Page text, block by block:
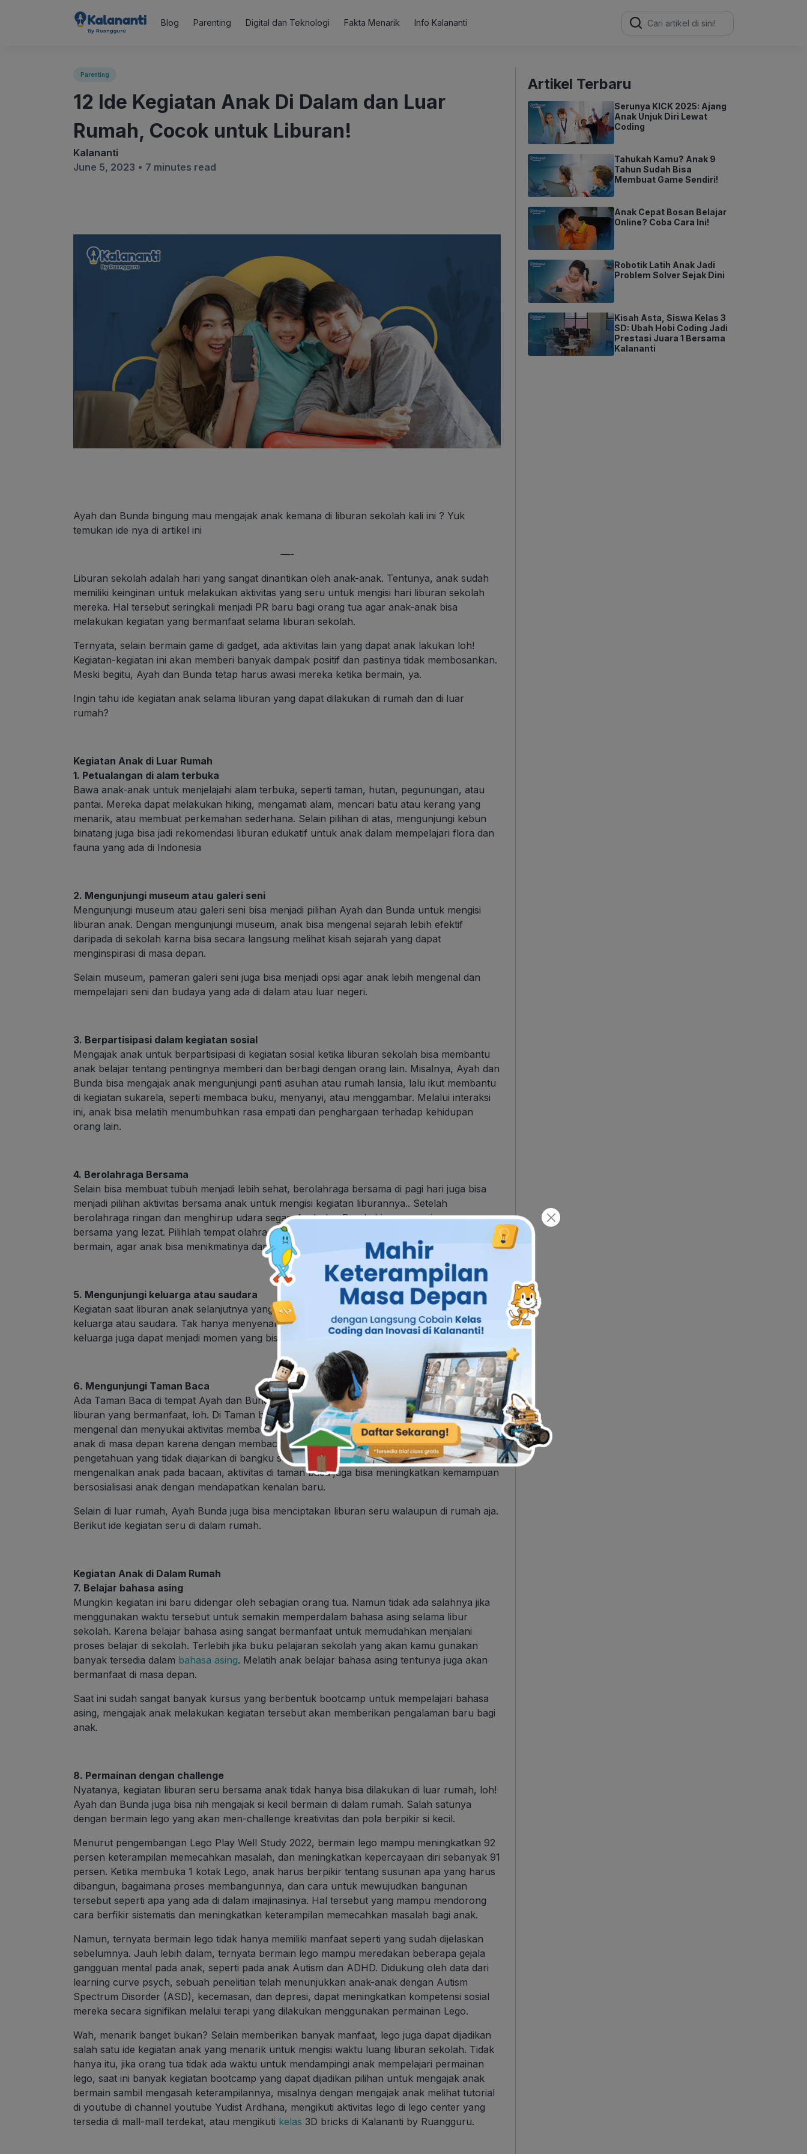
Blog Parenting Digital dan Teknologi Fakta Menarik Info Kalananti
Search
for:
Parenting
12 Ide Kegiatan Anak Di Dalam dan Luar
Rumah, Cocok untuk Liburan!
Kalananti
June 5, 2023 • 7 minutes read
Ayah dan Bunda bingung mau mengajak anak kemana di liburan sekolah kali ini ? Yuk
temukan ide nya di artikel ini
—-
Liburan sekolah adalah hari yang sangat dinantikan oleh anak-anak. Tentunya, anak sudah
memiliki keinginan untuk melakukan aktivitas yang seru untuk mengisi hari liburan sekolah
mereka. Hal tersebut seringkali menjadi PR baru bagi orang tua agar anak-anak bisa
melakukan kegiatan yang bermanfaat selama liburan sekolah.
Ternyata, selain bermain game di gadget, ada aktivitas lain yang dapat anak lakukan loh!
Kegiatan-kegiatan ini akan memberi banyak dampak positif dan pastinya tidak membosankan.
Meski begitu, Ayah dan Bunda tetap harus awasi mereka ketika bermain, ya.
Ingin tahu ide kegiatan anak selama liburan yang dapat dilakukan di rumah dan di luar
rumah?
Kegiatan Anak di Luar Rumah
1. Petualangan di alam terbuka
Bawa anak-anak untuk menjelajahi alam terbuka, seperti taman, hutan, pegunungan, atau
pantai. Mereka dapat melakukan hiking, mengamati alam, mencari batu atau kerang yang
menarik, atau membuat perkemahan sederhana. Selain pilihan di atas, mengunjungi kebun
binatang juga bisa jadi rekomendasi liburan edukatif untuk anak dalam mempelajari flora dan
fauna yang ada di Indonesia
2. Mengunjungi museum atau galeri seni
Mengunjungi museum atau galeri seni bisa menjadi pilihan Ayah dan Bunda untuk mengisi
liburan anak. Dengan mengunjungi museum, anak bisa mengenal sejarah lebih efektif
daripada di sekolah karna bisa secara langsung melihat kisah sejarah yang dapat
menginspirasi di masa depan.
Selain museum, pameran galeri seni juga bisa menjadi opsi agar anak lebih mengenal dan
mempelajari seni dan budaya yang ada di dalam atau luar negeri.
3. Berpartisipasi dalam kegiatan sosial
Mengajak anak untuk berpartisipasi di kegiatan sosial ketika liburan sekolah bisa membantu
anak belajar tentang pentingnya memberi dan berbagi dengan orang lain. Misalnya, Ayah dan
Bunda bisa mengajak anak mengunjungi panti asuhan atau rumah lansia, lalu ikut membantu
di kegiatan sukarela, seperti membaca buku, menyanyi, atau menggambar. Melalui interaksi
ini, anak bisa melatih menumbuhkan rasa empati dan penghargaan terhadap kehidupan
orang lain.
4. Berolahraga Bersama
Selain bisa membuat tubuh menjadi lebih sehat, berolahraga bersama di pagi hari juga bisa
menjadi pilihan aktivitas bersama anak untuk mengisi kegiatan liburannya.. Setelah
berolahraga ringan dan menghirup udara segar, Ayah dan Bunda bisa mencari sarapan
bersama yang lezat. Pilihlah tempat olahraga dengan pemandangan yang indah atau arena
bermain, agar anak bisa menikmatinya dan pulang dengan hati yang senang.
5. Mengunjungi keluarga atau saudara
Kegiatan saat liburan anak selanjutnya yang bisa dilakukan adalah dengan mengunjungi
keluarga atau saudara. Tak hanya menyenangkan, berkunjung atau berkumpul bersama
keluarga juga dapat menjadi momen yang bisa mempererat hubungan keluarga dengan anak.
6. Mengunjungi Taman Baca
Ada Taman Baca di tempat Ayah dan Bunda tinggal? Kalau ada, ini juga bisa jadi ide kegiatan
liburan yang bermanfaat, loh. Di Taman baca, Ayah atau Bunda bisa melatih anak untuk lebih
mengenal dan menyukai aktivitas membaca. Tentunya membaca bisa menjadi investasi untuk
anak di masa depan karena dengan membaca, anak bisa mendapat berbagai macam
pengetahuan yang tidak diajarkan di bangku sekolahnya. Selain meningkatkan dan
mengenalkan anak pada bacaan, aktivitas di taman baca juga bisa meningkatkan kemampuan
bersosialisasi anak dengan mendapatkan kenalan baru.
Selain di luar rumah, Ayah Bunda juga bisa menciptakan liburan seru walaupun di rumah aja.
Berikut ide kegiatan seru di dalam rumah.
Kegiatan Anak di Dalam Rumah
7. Belajar bahasa asing
Mungkin kegiatan ini baru didengar oleh sebagian orang tua. Namun tidak ada salahnya jika
menggunakan waktu tersebut untuk semakin memperdalam bahasa asing selama libur
sekolah. Karena belajar bahasa asing sangat bermanfaat untuk memudahkan menjalani
proses belajar di sekolah. Terlebih jika buku pelajaran sekolah yang akan kamu gunakan
banyak tersedia dalam bahasa asing. Melatih anak belajar bahasa asing tentunya juga akan
bermanfaat di masa depan.
Saat ini sudah sangat banyak kursus yang berbentuk bootcamp untuk mempelajari bahasa
asing, mengajak anak melakukan kegiatan tersebut akan memberikan pengalaman baru bagi
anak.
8. Permainan dengan challenge
Nyatanya, kegiatan liburan seru bersama anak tidak hanya bisa dilakukan di luar rumah, loh!
Ayah dan Bunda juga bisa nih mengajak si kecil bermain di dalam rumah. Salah satunya
dengan bermain lego yang akan men-challenge kreativitas dan pola berpikir si kecil.
Menurut pengembangan Lego Play Well Study 2022, bermain lego mampu meningkatkan 92
persen keterampilan memecahkan masalah, dan meningkatkan kepercayaan diri sebanyak 91
persen. Ketika membuka 1 kotak Lego, anak harus berpikir tentang susunan apa yang harus
dibangun, bagaimana proses membangunnya, dan cara untuk mewujudkan bangunan
tersebut seperti apa yang ada di dalam imajinasinya. Hal tersebut yang mampu mendorong
cara berfikir sistematis dan meningkatkan keterampilan memecahkan masalah bagi anak.
Namun, ternyata bermain lego tidak hanya memiliki manfaat seperti yang sudah dijelaskan
sebelumnya. Jauh lebih dalam, ternyata bermain lego mampu meredakan beberapa gejala
gangguan mental pada anak, seperti pada anak Autism dan ADHD. Didukung oleh data dari
learning curve psych, sebuah penelitian telah menunjukkan anak-anak dengan Autism
Spectrum Disorder (ASD), kecemasan, dan depresi, dapat meningkatkan kompetensi sosial
mereka secara signifikan melalui terapi yang dilakukan menggunakan permainan Lego.
Wah, menarik banget bukan? Selain memberikan banyak manfaat, lego juga dapat dijadikan
salah satu ide kegiatan anak yang menarik untuk mengisi waktu luang liburan sekolah. Tidak
hanya itu, jika orang tua tidak ada waktu untuk mendampingi anak mempelajari permainan
lego, saat ini banyak kegiatan bootcamp yang dapat dijadikan pilihan untuk mengajak anak
bermain sambil mengasah keterampilannya, misalnya dengan mengajak anak melihat tutorial
di youtube di channel youtube Yudist Ardhana, mengikuti aktivitas lego di lego center yang
tersedia di mall-mall terdekat, atau mengikuti kelas 3D bricks di Kalananti by Ruangguru.
Artikel Terbaru
Serunya KICK 2025: Ajang
Anak Unjuk Diri Lewat
Coding
Tahukah Kamu? Anak 9
Tahun Sudah Bisa
Membuat Game Sendiri!
Anak Cepat Bosan Belajar
Online? Coba Cara Ini!
Robotik Latih Anak Jadi
Problem Solver Sejak Dini
Kisah Asta, Siswa Kelas 3
SD: Ubah Hobi Coding Jadi
Prestasi Juara 1 Bersama
Kalananti